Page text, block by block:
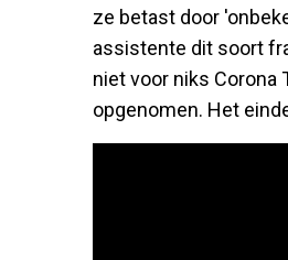
ze betast door
assistente dit soort
niet voor niks Corona
opgenomen. Het